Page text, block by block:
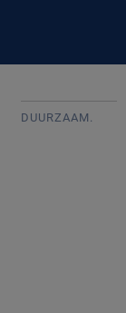
DUURZAAM.